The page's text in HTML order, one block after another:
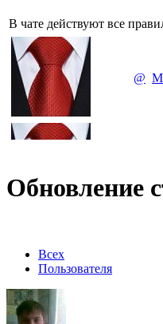
В чате действуют все
@
Обновление
Всех
Пользователя